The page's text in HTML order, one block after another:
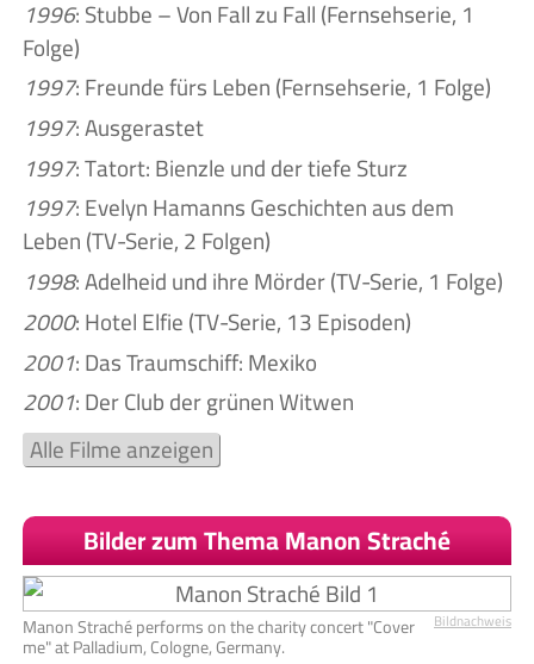
1996: Stubbe – Von Fall zu Fall (Fernsehserie, 1
Folge)
1997: Freunde fürs Leben (Fernsehserie, 1 Folge)
1997: Ausgerastet
1997: Tatort: Bienzle und der tiefe Sturz
1997: Evelyn Hamanns Geschichten aus dem
Leben (TV-Serie, 2 Folgen)
1998: Adelheid und ihre Mörder (TV-Serie, 1 Folge)
2000: Hotel Elfie (TV-Serie, 13 Episoden)
2001: Das Traumschiff: Mexiko
2001: Der Club der grünen Witwen
Alle Filme anzeigen
Bilder zum Thema Manon Straché
Bildnachweis
Manon Straché performs on the charity concert "Cover
me" at Palladium, Cologne, Germany.